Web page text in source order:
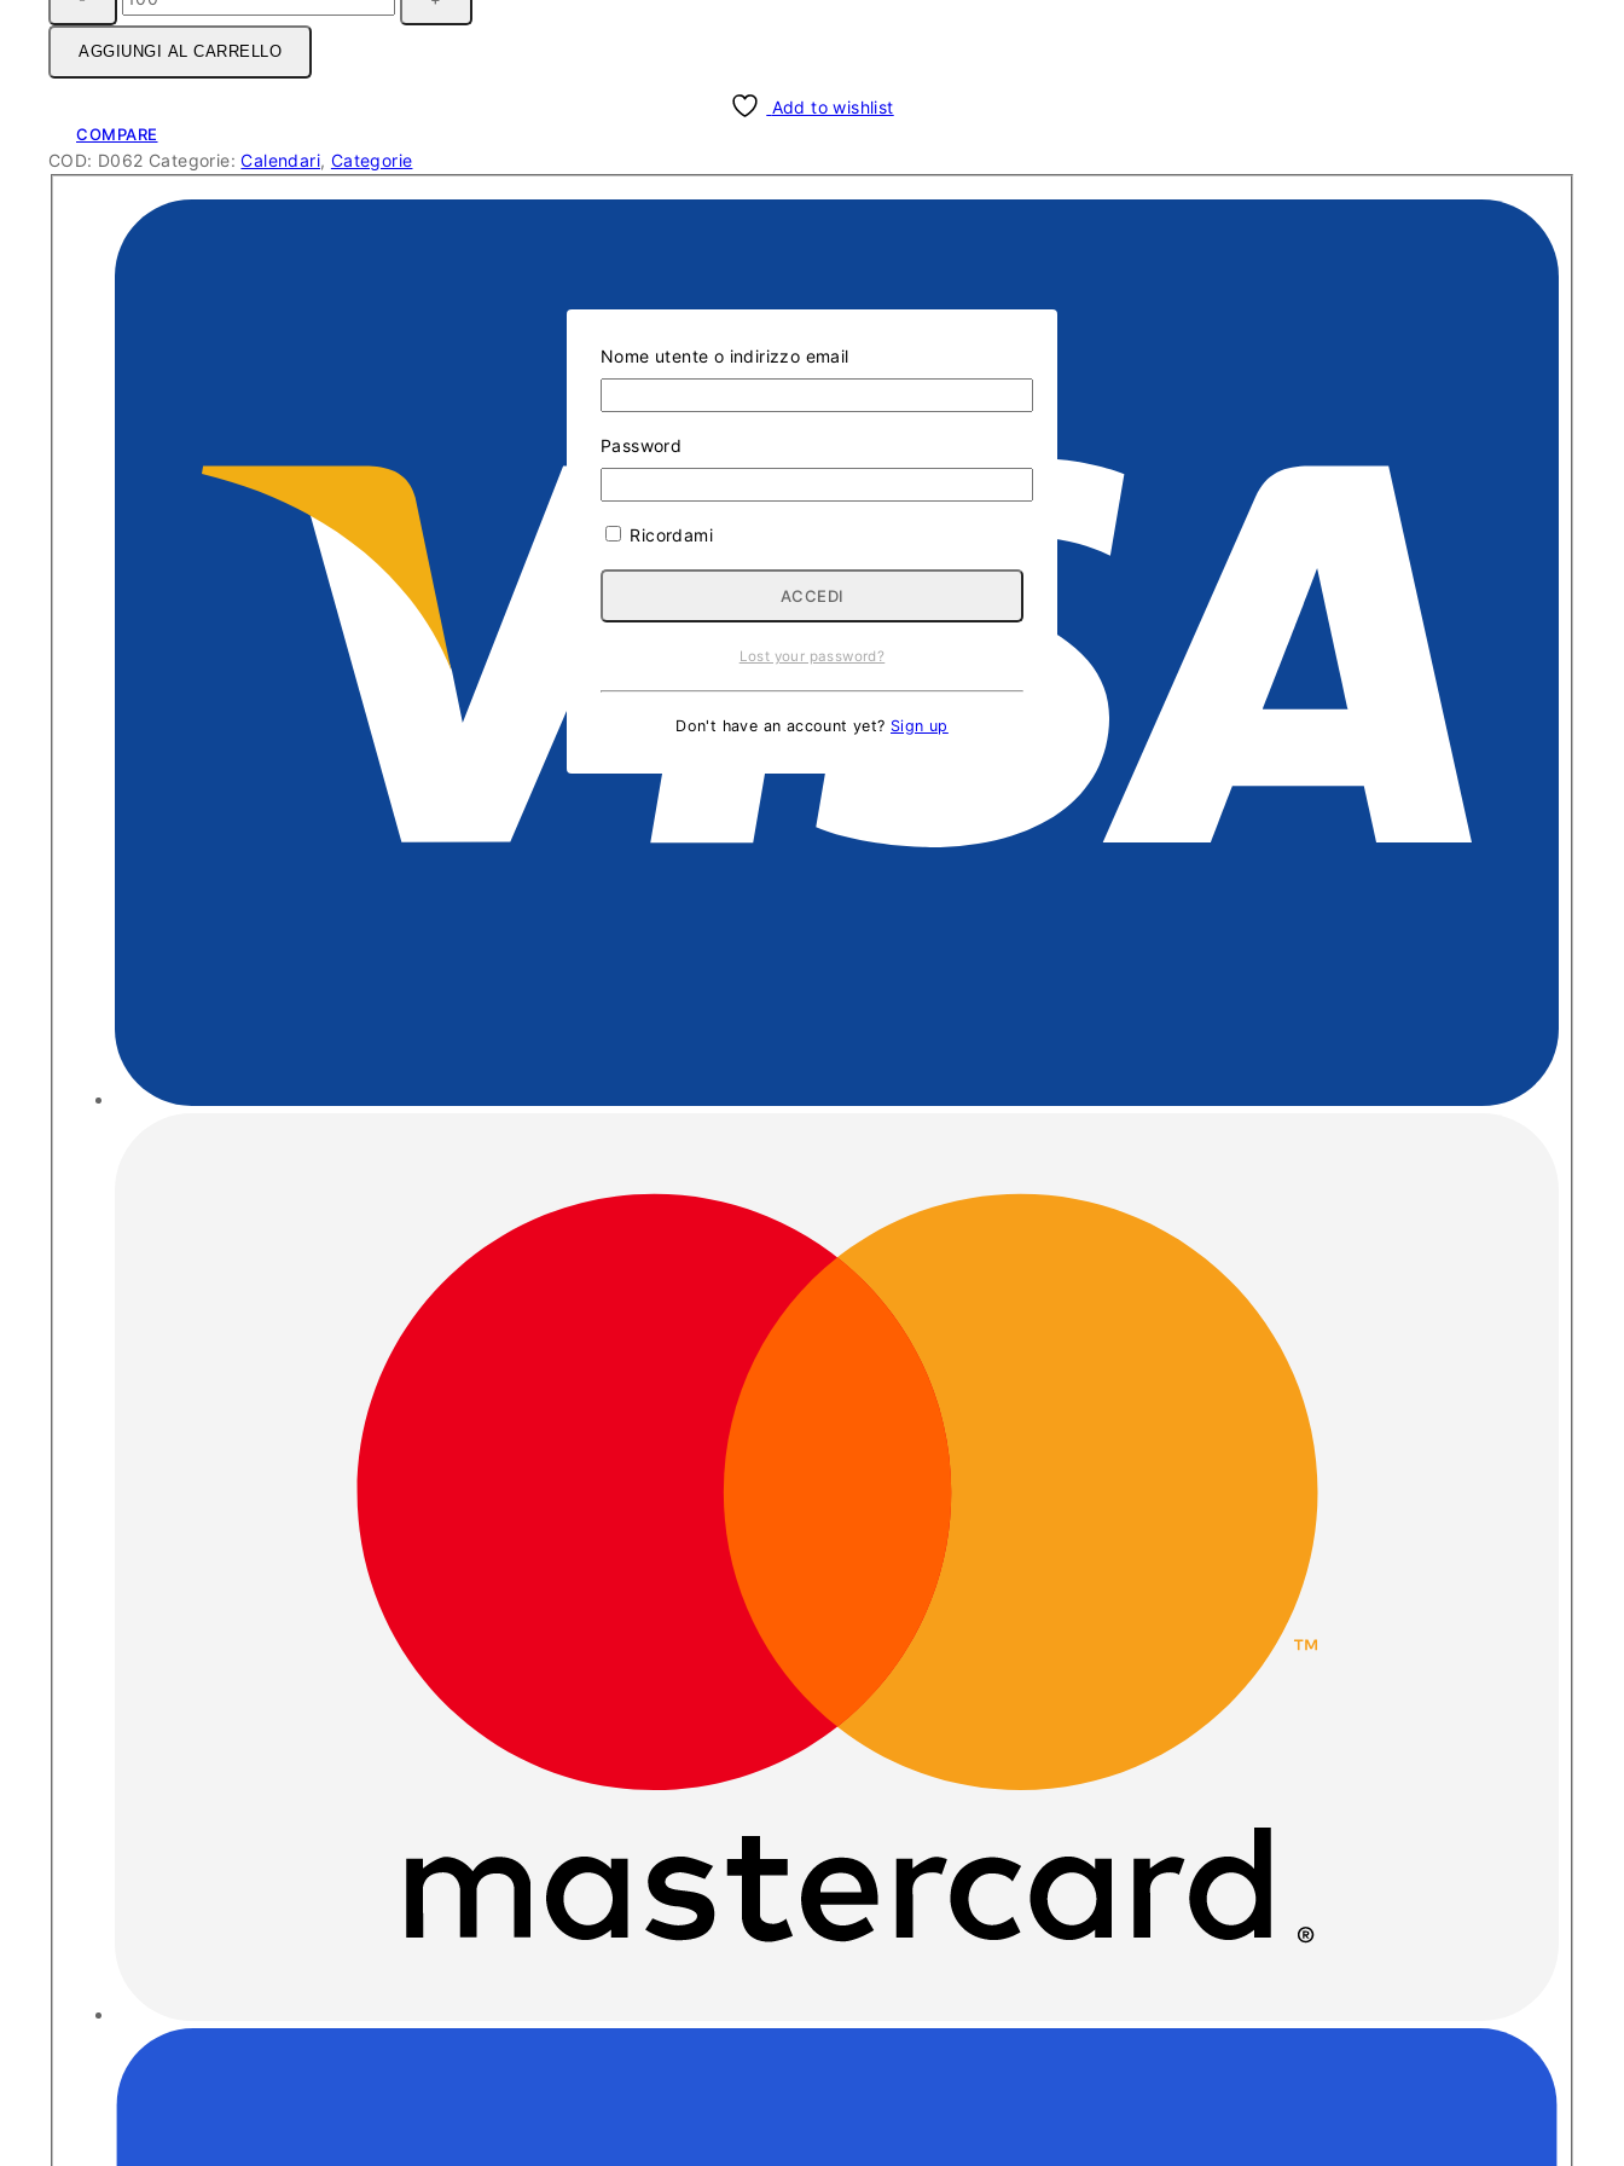
Olandese
Rosso-
AGGIUNGI AL CARRELLO
Add to wishlist
COMPARE
COD: D062 Categorie:Calendari, Categorie
Nome utente o indirizzo email
Password
Ricordami
Lost your password?
Don't have an account yet? Sign up